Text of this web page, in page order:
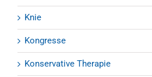
Knie
Kongresse
Konservative Therapie